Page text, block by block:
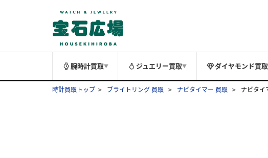
腕時計買取▼ ジュエリー買取▼ ダイヤモンド買取
時計買取トップ ブライトリング 買取 ナビタイマー 買取 ナビタイ